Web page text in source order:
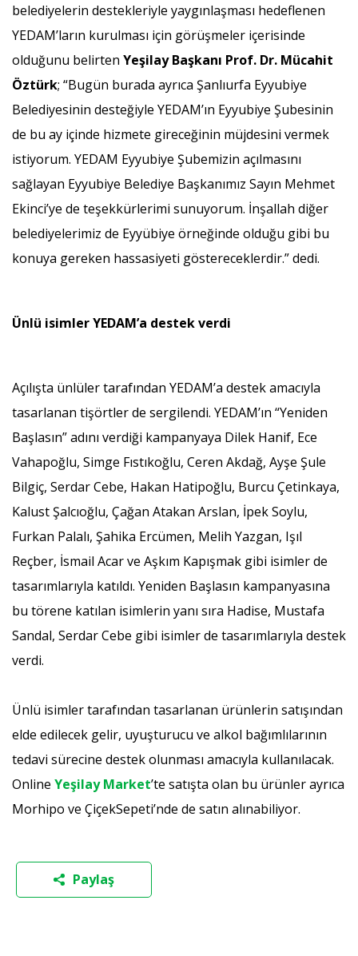
belediyelerin destekleriyle yaygınlaşması hedeflenen
YEDAM’ların kurulması için görüşmeler içerisinde
olduğunu belirten Yeşilay Başkanı Prof. Dr. Mücahit
Öztürk; “Bugün burada ayrıca Şanlıurfa Eyyubiye
Belediyesinin desteğiyle YEDAM’ın Eyyubiye Şubesinin
de bu ay içinde hizmete gireceğinin müjdesini vermek
istiyorum. YEDAM Eyyubiye Şubemizin açılmasını
sağlayan Eyyubiye Belediye Başkanımız Sayın Mehmet
Ekinci’ye de teşekkürlerimi sunuyorum. İnşallah diğer
belediyelerimiz de Eyyübiye örneğinde olduğu gibi bu
konuya gereken hassasiyeti göstereceklerdir.” dedi.
Ünlü isimler YEDAM’a destek verdi
Açılışta ünlüler tarafından YEDAM’a destek amacıyla
tasarlanan tişörtler de sergilendi. YEDAM’ın “Yeniden
Başlasın” adını verdiği kampanyaya Dilek Hanif, Ece
Vahapoğlu, Simge Fıstıkoğlu, Ceren Akdağ, Ayşe Şule
Bilgiç, Serdar Cebe, Hakan Hatipoğlu, Burcu Çetinkaya,
Kalust Şalcıoğlu, Çağan Atakan Arslan, İpek Soylu,
Furkan Palalı, Şahika Ercümen, Melih Yazgan, Işıl
Reçber, İsmail Acar ve Aşkım Kapışmak gibi isimler de
tasarımlarıyla katıldı. Yeniden Başlasın kampanyasına
bu törene katılan isimlerin yanı sıra Hadise, Mustafa
Sandal, Serdar Cebe gibi isimler de tasarımlarıyla destek
verdi.
Ünlü isimler tarafından tasarlanan ürünlerin satışından
elde edilecek gelir, uyuşturucu ve alkol bağımlılarının
tedavi sürecine destek olunması amacıyla kullanılacak.
Online Yeşilay Market’te satışta olan bu ürünler ayrıca
Morhipo ve ÇiçekSepeti’nde de satın alınabiliyor.
Paylaş